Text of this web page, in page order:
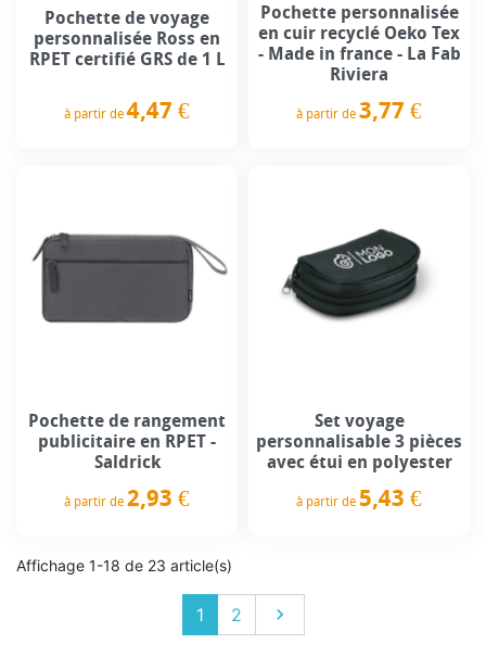
Pochette de voyage
personnalisée Ross en
RPET certifié GRS de 1 L
à partir de 4,47 €
Pochette personnalisée
en cuir recyclé Oeko Tex
- Made in france - La Fab
Riviera
à partir de 3,77 €
Pochette de rangement
publicitaire en RPET -
Saldrick
à partir de 2,93 €
Set voyage
personnalisable 3 pièces
avec étui en polyester
à partir de 5,43 €
Affichage 1-18 de 23 article(s)
1 2 Suivant
